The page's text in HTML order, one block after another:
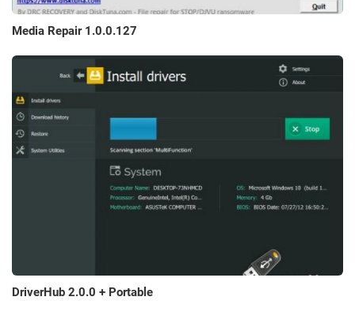
Media Repair 1.0.0.127
DriverHub 2.0.0 + Portable